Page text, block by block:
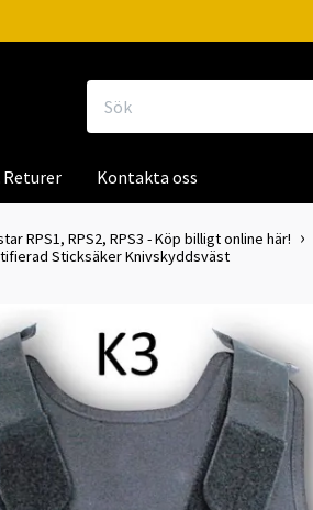
Returer Kontakta oss
RPS1, RPS2, RPS3 - Köp billigt online här!
Sticksäker Knivskyddsväst